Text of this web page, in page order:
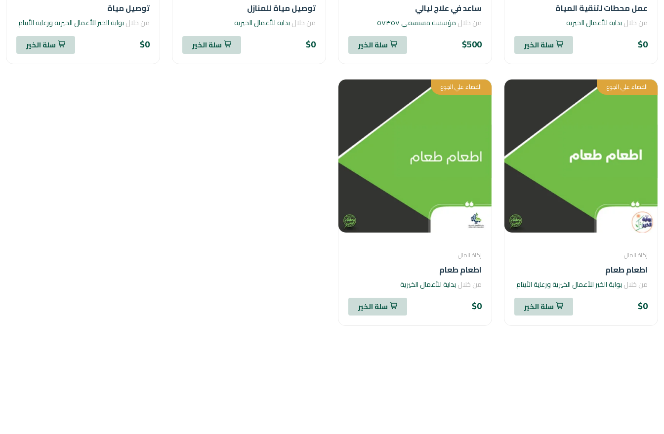
عمل محطات لتنقية المياة
من خلالبداية للأعمال الخيرية
$0 سلة الخير
ساعد في علاج ليالي
من خلالمؤسسة مستشفي ٥٧٣٥٧
$500 سلة الخير
توصيل مياة للمنازل
من خلالبداية للأعمال الخيرية
$0 سلة الخير
توصيل مياة
من خلالبوابة الخير للأعمال الخيرية ورعاية الأيتام
$0 سلة الخير
القضاء علي الجوع
زكاة المال
اطعام طعام
من خلالبوابة الخير للأعمال الخيرية ورعاية الأيتام
$0 سلة الخير
القضاء علي الجوع
زكاة المال
اطعام طعام
من خلالبداية للأعمال الخيرية
$0 سلة الخير